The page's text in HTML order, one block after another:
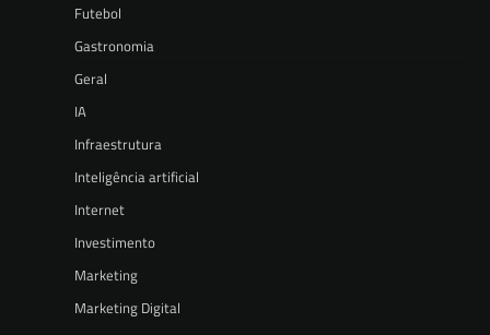
Futebol
Gastronomia
Geral
IA
Infraestrutura
Inteligência artificial
Internet
Investimento
Marketing
Marketing Digital